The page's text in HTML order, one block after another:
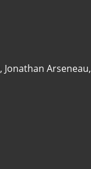
, Jonathan Arseneau,